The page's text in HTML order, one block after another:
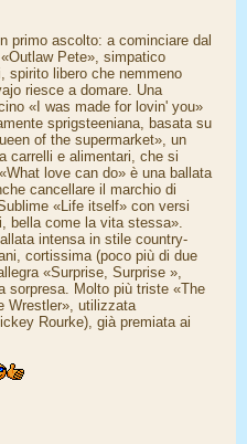
primo ascolto: a cominciare dal
Pete», simpatico
spirito libero che nemmeno
riesce a domare. Una
«I was made for lovin' you»
sprigsteeniana, basata su
of the supermarket», un
carrelli e alimentari, che si
love can do» è una ballata
cancellare il marchio di
«Life itself» con versi
bella come la vita stessa».
intensa in stile country-
cortissima (poco più di due
«Surprise, Surprise »,
sorpresa. Molto più triste «The
Wrestler», utilizzata
Rourke), già premiata ai